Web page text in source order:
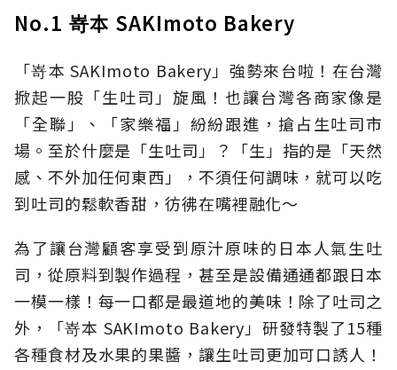
No.1 嵜本 SAKImoto Bakery
「嵜本 SAKImoto Bakery」強勢來台啦！在台灣
掀起一股「生吐司」旋風！也讓台灣各商家像是
「全聯」、「家樂福」紛紛跟進，搶占生吐司市
場。至於什麼是「生吐司」？「生」指的是「天然
感、不外加任何東西」，不須任何調味，就可以吃
到吐司的鬆軟香甜，彷彿在嘴裡融化～
為了讓台灣顧客享受到原汁原味的日本人氣生吐
司，從原料到製作過程，甚至是設備通通都跟日本
一模一樣！每一口都是最道地的美味！除了吐司之
外，「嵜本 SAKImoto Bakery」研發特製了15種
各種食材及水果的果醬，讓生吐司更加可口誘人！